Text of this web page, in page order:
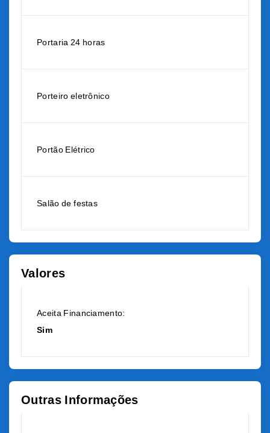
Portaria 24 horas
Porteiro eletrônico
Portão Elétrico
Salão de festas
Valores
Aceita Financiamento:
Sim
Outras Informações